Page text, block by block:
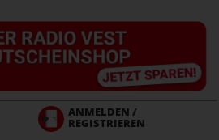
ANMELDEN /
REGISTRIEREN